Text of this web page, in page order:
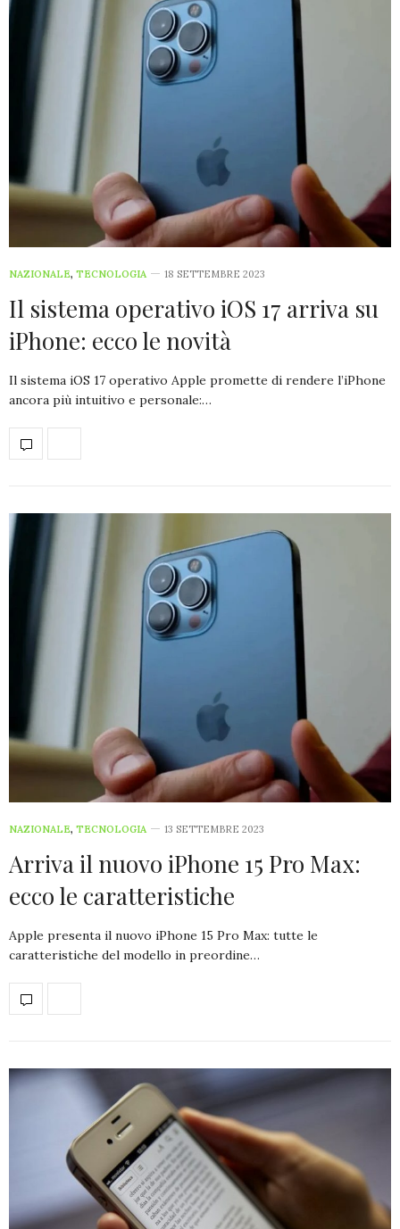
NAZIONALE, TECNOLOGIA 18 SETTEMBRE 2023
Il sistema operativo iOS 17 arriva su
iPhone: ecco le novità
Il sistema iOS 17 operativo Apple promette di rendere l’iPhone
ancora più intuitivo e personale:…
NAZIONALE, TECNOLOGIA 13 SETTEMBRE 2023
Arriva il nuovo iPhone 15 Pro Max:
ecco le caratteristiche
Apple presenta il nuovo iPhone 15 Pro Max: tutte le
caratteristiche del modello in preordine…